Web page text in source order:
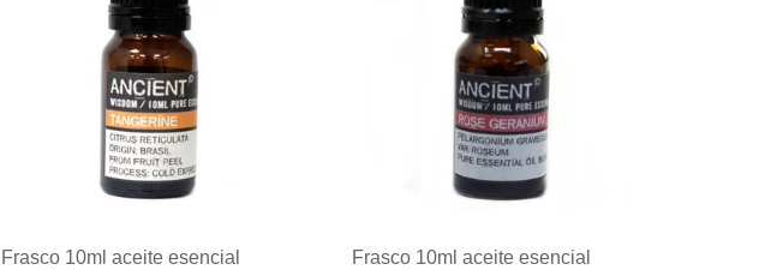
Frasco 10ml aceite esencial
Frasco 10ml aceite esencial